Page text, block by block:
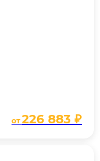
от226 883 ₽